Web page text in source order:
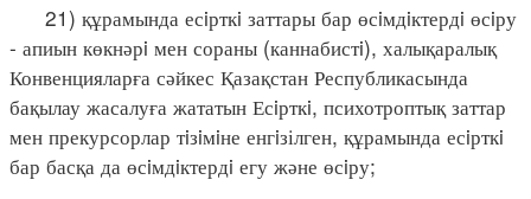
21) құрамында есiрткi заттары бар өсiмдiктердi өсiру
- апиын көкнәрi мен сораны (каннабистi), халықаралық
Конвенцияларға сәйкес Қазақстан Республикасында
бақылау жасалуға жататын Есiрткi, психотроптық заттар
мен прекурсорлар тiзiмiне енгiзілген, құрамында есiрткi
бар басқа да өсiмдiктердi егу және өсiру;